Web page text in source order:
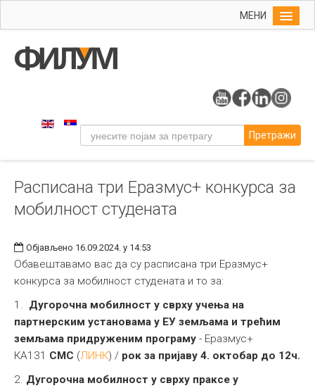
МЕНИ
Упис
Уметност
Издаваштво
Библиотека
Међународна
Претражи
Расписана три Еразмус+ конкурса за
мобилност студената
Објављено 16.09.2024. у 14:53
Обавештавамо вас да су расписана три Еразмус+
конкурса за мобилност студената и то за:
1. Дугорочна мобилност у сврху учења на
партнерским установама у ЕУ земљама и трећим
земљама придруженим програму - Еразмус+
КА131 СМС (ЛИНК) / рок за пријаву 4. октобар до 12ч.
2. Дугорочна мобилност у сврху праксе у